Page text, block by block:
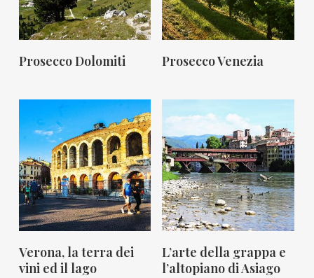
Mi Interessa!
Prosecco Dolomiti Mi Interessa!
Prosecco Venezia
Mi Interessa!
Verona, la terra dei
vini ed il lago
Mi Interessa!
L’arte della grappa e
l’altopiano di Asiago